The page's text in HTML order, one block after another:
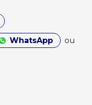
WhatsApp
ou